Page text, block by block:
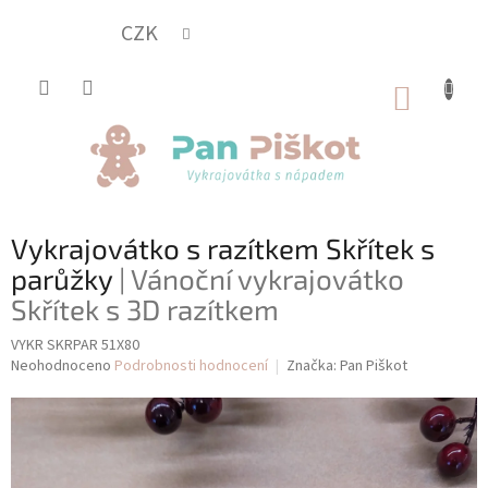
CZK
Vykrajovátko s razítkem Skřítek s
parůžky | Vánoční vykrajovátko
Skřítek s 3D razítkem
VYKR SKRPAR 51X80
Průměrné
Neohodnoceno Podrobnosti hodnocení Značka: Pan Piškot